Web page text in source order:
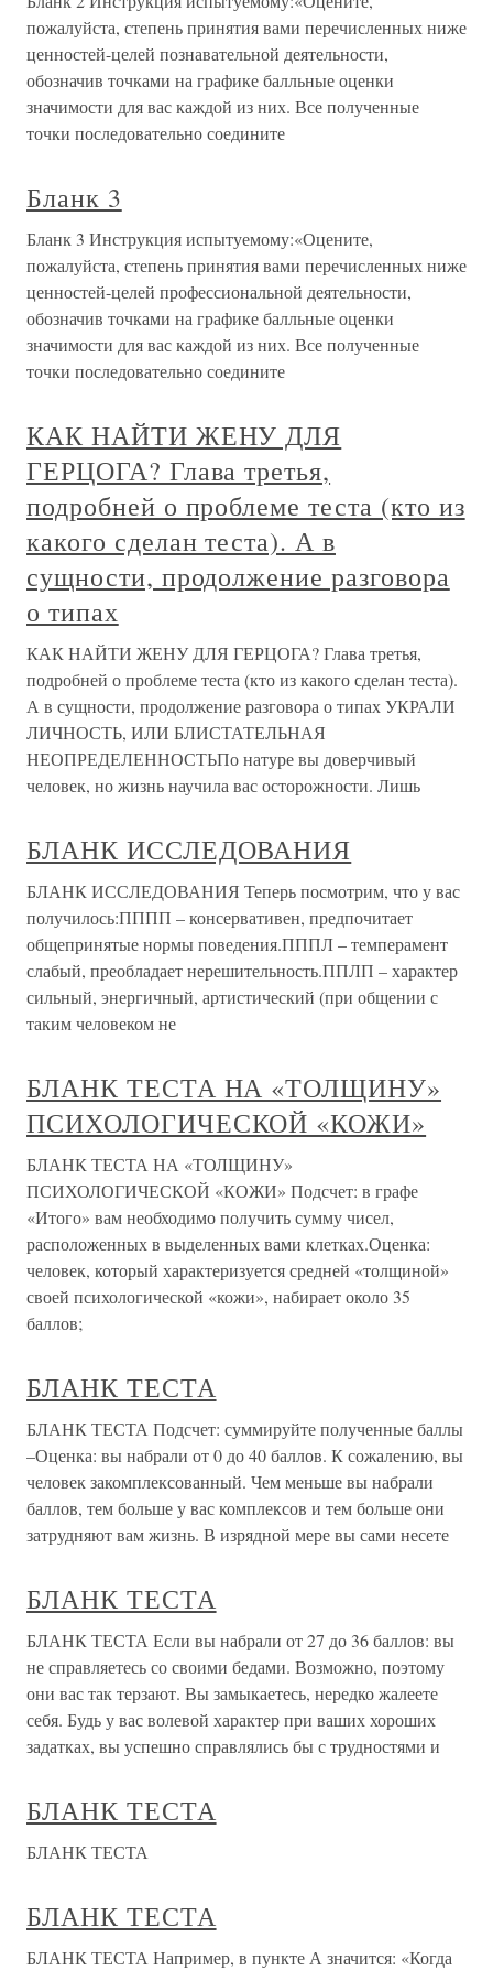
пожалуйста, степень принятия вами перечисленных ниже
ценностей-целей познавательной деятельности,
обозначив точками на графике балльные оценки
значимости для вас каждой из них. Все полученные
точки последовательно соедините
Бланк 3
Бланк 3 Инструкция испытуемому:«Оцените,
пожалуйста, степень принятия вами перечисленных ниже
ценностей-целей профессиональной деятельности,
обозначив точками на графике балльные оценки
значимости для вас каждой из них. Все полученные
точки последовательно соедините
КАК НАЙТИ ЖЕНУ ДЛЯ
ГЕРЦОГА? Глава третья,
подробней о проблеме теста (кто из
какого сделан теста). А в
сущности, продолжение разговора
о типах
КАК НАЙТИ ЖЕНУ ДЛЯ ГЕРЦОГА? Глава третья,
подробней о проблеме теста (кто из какого сделан теста).
А в сущности, продолжение разговора о типах УКРАЛИ
ЛИЧНОСТЬ, ИЛИ БЛИСТАТЕЛЬНАЯ
НЕОПРЕДЕЛЕННОСТЬПо натуре вы доверчивый
человек, но жизнь научила вас осторожности. Лишь
БЛАНК ИССЛЕДОВАНИЯ
БЛАНК ИССЛЕДОВАНИЯ Теперь посмотрим, что у вас
получилось:ПППП – консервативен, предпочитает
общепринятые нормы поведения.ПППЛ – темперамент
слабый, преобладает нерешительность.ППЛП – характер
сильный, энергичный, артистический (при общении с
таким человеком не
БЛАНК ТЕСТА НА «ТОЛЩИНУ»
ПСИХОЛОГИЧЕСКОЙ «КОЖИ»
БЛАНК ТЕСТА НА «ТОЛЩИНУ»
ПСИХОЛОГИЧЕСКОЙ «КОЖИ» Подсчет: в графе
«Итого» вам необходимо получить сумму чисел,
расположенных в выделенных вами клетках.Оценка:
человек, который характеризуется средней «толщиной»
своей психологической «кожи», набирает около 35
баллов;
БЛАНК ТЕСТА
БЛАНК ТЕСТА Подсчет: суммируйте полученные баллы
–Оценка: вы набрали от 0 до 40 баллов. К сожалению, вы
человек закомплексованный. Чем меньше вы набрали
баллов, тем больше у вас комплексов и тем больше они
затрудняют вам жизнь. В изрядной мере вы сами несете
БЛАНК ТЕСТА
БЛАНК ТЕСТА Если вы набрали от 27 до 36 баллов: вы
не справляетесь со своими бедами. Возможно, поэтому
они вас так терзают. Вы замыкаетесь, нередко жалеете
себя. Будь у вас волевой характер при ваших хороших
задатках, вы успешно справлялись бы с трудностями и
БЛАНК ТЕСТА
БЛАНК ТЕСТА
БЛАНК ТЕСТА
БЛАНК ТЕСТА Например, в пункте А значится: «Когда